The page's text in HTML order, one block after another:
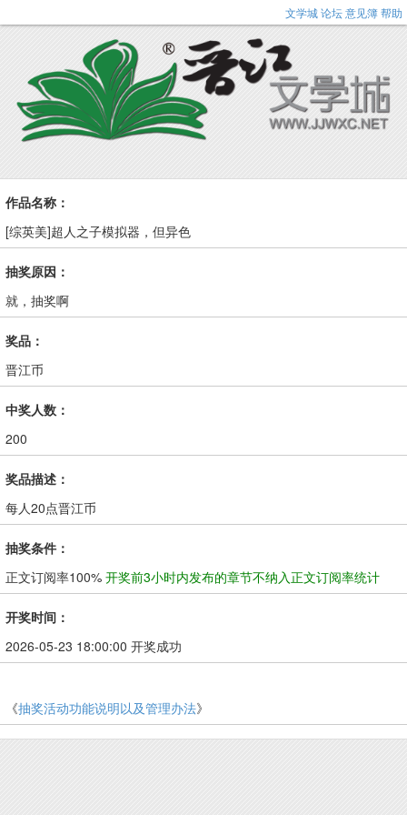
文学城论坛意见簿帮助
作品名称：
[综英美]超人之子模拟器，但异色
抽奖原因：
就，抽奖啊
奖品：
晋江币
中奖人数：
200
奖品描述：
每人20点晋江币
抽奖条件：
正文订阅率100% 开奖前3小时内发布的章节不纳入正文订阅率统计
开奖时间：
2026-05-23 18:00:00 开奖成功
《抽奖活动功能说明以及管理办法》